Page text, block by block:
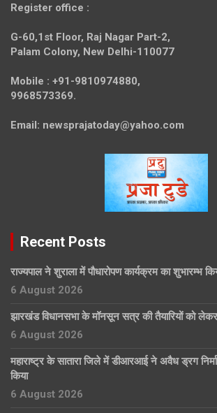
Register office :
G-60,1st Floor, Raj Nagar Part-2,
Palam Colony, New Delhi-110077
Mobile : +91-9810974880,
9968573369.
Email: newsprajatoday@yahoo.com
Recent Posts
राज्यपाल ने शुराला में पौधारोपण कार्यक्रम का शुभारम्भ
6 August 2026
झारखंड विधानसभा के मॉनसून सत्र की तैयारियों को
6 August 2026
महाराष्ट्र के सातारा जिले में डीआरआई ने अवैध ड्रग
किया
6 August 2026